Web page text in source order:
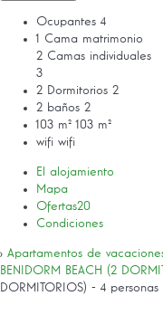
Ocupantes 4
1 Cama matrimonio
2 Camas individuales
3
2 Dormitorios 2
2 baños 2
103 m² 103 m²
wifi wifi
El alojamiento
Mapa
Ofertas20
Condiciones
› Apartamentos de
BENIDORM BEACH (2
DORMITORIOS) - 4 personas